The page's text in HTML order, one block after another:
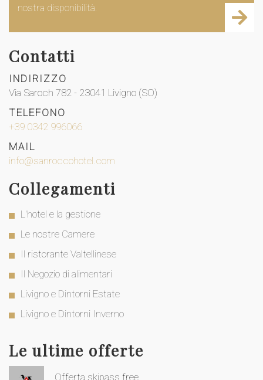
nostra disponibilità.
Contatti
INDIRIZZO
Via Saroch 782 - 23041 Livigno (SO)
TELEFONO
+39 0342 996066
MAIL
info@sanroccohotel.com
Collegamenti
L'hotel e la gestione
Le nostre Camere
Il ristorante Valtellinese
Il Negozio di alimentari
Livigno e Dintorni Estate
Livigno e Dintorni Inverno
Le ultime offerte
Offerta skipass free